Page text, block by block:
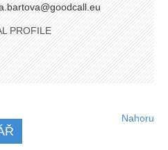
PROFILE
Nahoru